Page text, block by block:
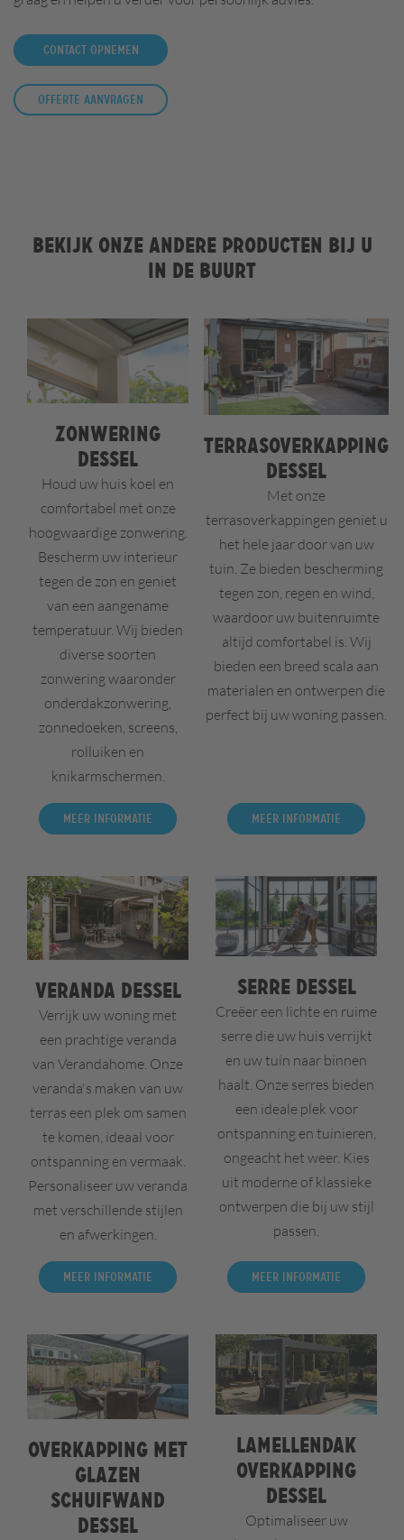
Contact opnemen
Offerte aanvragen
Bekijk onze andere producten bij u
in de buurt
Zonwering
Dessel
Houd uw huis koel en
comfortabel met onze
hoogwaardige zonwering.
Bescherm uw interieur
tegen de zon en geniet
van een aangename
temperatuur. Wij bieden
diverse soorten
zonwering waaronder
onderdakzonwering,
zonnedoeken, screens,
rolluiken en
knikarmschermen.
Meer informatie
Terrasoverkapping
Dessel
Met onze
terrasoverkappingen geniet u
het hele jaar door van uw
tuin. Ze bieden bescherming
tegen zon, regen en wind,
waardoor uw buitenruimte
altijd comfortabel is. Wij
bieden een breed scala aan
materialen en ontwerpen die
perfect bij uw woning passen.
Meer informatie
Veranda Dessel
Verrijk uw woning met
een prachtige veranda
van Verandahome. Onze
veranda's maken van uw
terras een plek om samen
te komen, ideaal voor
ontspanning en vermaak.
Personaliseer uw veranda
met verschillende stijlen
en afwerkingen.
Meer informatie
Serre Dessel
Creëer een lichte en ruime
serre die uw huis verrijkt
en uw tuin naar binnen
haalt. Onze serres bieden
een ideale plek voor
ontspanning en tuinieren,
ongeacht het weer. Kies
uit moderne of klassieke
ontwerpen die bij uw stijl
passen.
Meer informatie
Overkapping met
glazen
schuifwand
Dessel
Lamellendak
overkapping
Dessel
Optimaliseer uw